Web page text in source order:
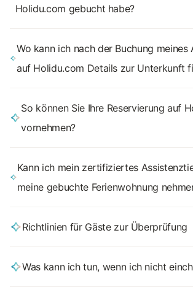
Holidu.com gebucht habe?
Wo kann ich nach der Buchung meines
auf Holidu.com Details zur Unterkunft
So können Sie Ihre Reservierung auf
vornehmen?
Kann ich mein zertifiziertes
meine gebuchte Ferienwohnung
Richtlinien für Gäste zur Überprüfung
Was kann ich tun, wenn ich nicht